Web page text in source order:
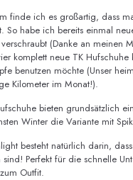
finde ich es großartig, dass
So habe ich bereits einmal
verschraubt (Danke an meinen
komplett neue TK
benutzen möchte (Unser
Kilometer im Monat!).
bieten grundsätzlich
Winter die Variante mit
besteht natürlich darin,
sind! Perfekt für die schnelle
Outfit.